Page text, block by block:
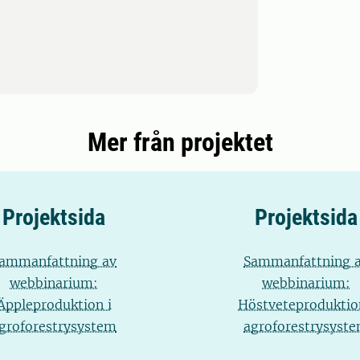
Mer från projektet
Projektsida
av
webbinarium:
i
Projektsida
Sammanfattning
webbinarium: